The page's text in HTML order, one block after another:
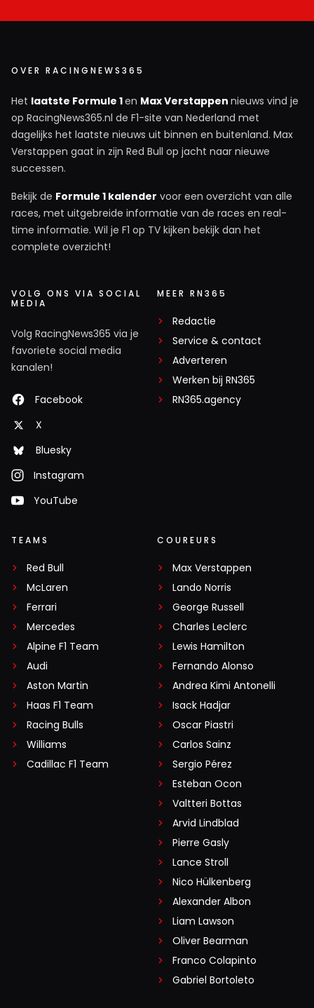
OVER RACINGNEWS365
Het laatste Formule 1en Max Verstappen nieuws vind je
op RacingNews365.nl de F1-site van Nederland met
dagelijks het laatste nieuws uit binnen en buitenland. Max
Verstappen gaat in zijn Red Bull op jacht naar nieuwe
successen.
Bekijk de Formule 1 kalender voor een overzicht van alle
races, met uitgebreide informatie van de races en real-
time informatie. Wil je F1 op TV kijken bekijk dan het
complete overzicht!
VOLG ONS VIA SOCIAL
MEDIA
Volg RacingNews365 via je
favoriete social media
kanalen!
Facebook
X
Bluesky
Instagram
YouTube
MEER RN365
Redactie
Service & contact
Adverteren
Werken bij RN365
RN365.agency
TEAMS
Red Bull
McLaren
Ferrari
Mercedes
Alpine F1 Team
Audi
Aston Martin
Haas F1 Team
Racing Bulls
Williams
Cadillac F1 Team
COUREURS
Max Verstappen
Lando Norris
George Russell
Charles Leclerc
Lewis Hamilton
Fernando Alonso
Andrea Kimi Antonelli
Isack Hadjar
Oscar Piastri
Carlos Sainz
Sergio Pérez
Esteban Ocon
Valtteri Bottas
Arvid Lindblad
Pierre Gasly
Lance Stroll
Nico Hülkenberg
Alexander Albon
Liam Lawson
Oliver Bearman
Franco Colapinto
Gabriel Bortoleto